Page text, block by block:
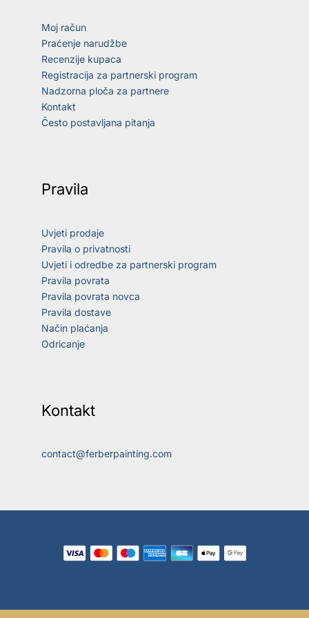
Moj račun
Praćenje narudžbe
Recenzije kupaca
Registracija za partnerski program
Nadzorna ploča za partnere
Kontakt
Često postavljana pitanja
Pravila
Uvjeti prodaje
Pravila o privatnosti
Uvjeti i odredbe za partnerski program
Pravila povrata
Pravila povrata novca
Pravila dostave
Način plaćanja
Odricanje
Kontakt
contact@ferberpainting.com